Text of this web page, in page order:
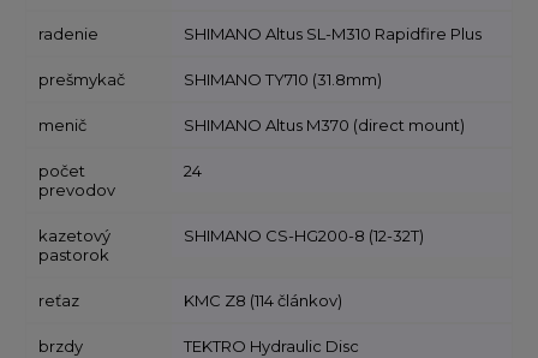
radenie SHIMANO Altus SL-M310 Rapidfire Plus
prešmykač SHIMANO TY710 (31.8mm)
menič SHIMANO Altus M370 (direct mount)
počet
prevodov
24
kazetový
pastorok
SHIMANO CS-HG200-8 (12-32T)
reťaz KMC Z8 (114 článkov)
brzdy TEKTRO Hydraulic Disc